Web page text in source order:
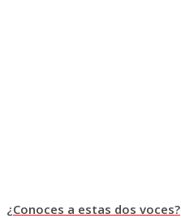
¿Conoces a estas dos voces?